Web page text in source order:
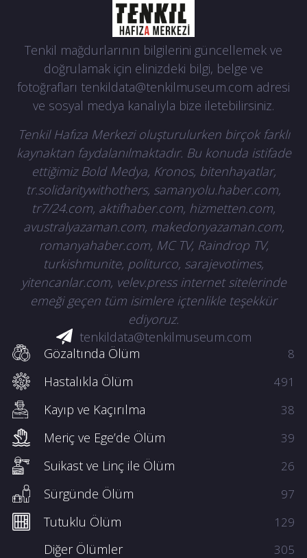
Tenkil mağdurlarının bilgilerini güncellemek ve
doğrulamak için elinizdeki bilgi, belge ve
fotoğrafları tenkildata@tenkilmuseum.com adresi
ve sosyal medya kanalıyla bize iletebilirsiniz.
Tenkil Hafıza Merkezi oluşturulurken birçok farklı
kaynaktan faydalanılmaktadır. Bu konuda istifade
ettiğimiz Bold Medya, Kronos, bitenhayatlar,
tr.solidaritywithothers, samanyolu.haber.com,
tr7/24.com, aktifhaber.com, hizmetten.com,
avustralyazaman.com, makedonyazaman.com,
romanyahaber.com, MC TV, Raindrop TV,
turkishmunite, politurco, sarajevotimes,
yitencanlar.com, velev.press internet sitelerinde
emeği geçen tüm isimlere içtenlikle teşekkür
ediyoruz.
tenkildata@tenkilmuseum.com
Gözaltında Ölüm
8
Hastalıkla Ölüm 491
Kayıp ve Kaçırılma 38
Meriç ve Ege’de Ölüm 39
Suikast ve Linç ile Ölüm 26
Sürgünde Ölüm 97
Tutuklu Ölüm 129
Diğer Ölümler 305